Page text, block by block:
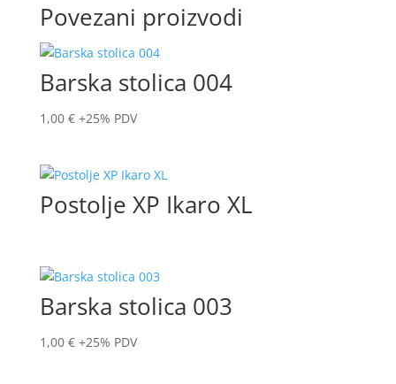
Povezani proizvodi
Barska stolica 004
1,00 € +25% PDV
Postolje XP Ikaro XL
Barska stolica 003
1,00 € +25% PDV